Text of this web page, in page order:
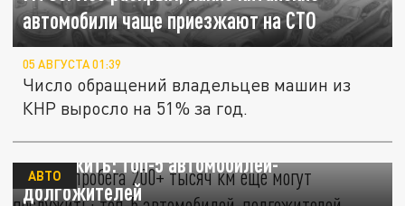
автомобили чаще приезжают на СТО
05 АВГУСТА 01:39
Число обращений владельцев машин из
КНР выросло на 51% за год.
После пробега 200+ тысяч км еще могут
послужить: топ-5 автомобилей-
долгожителей
АВТО